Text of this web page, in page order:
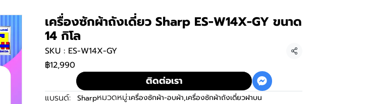
เครื่องซักผ้าถังเดี่ยว Sharp ES-W14X-GY ขนาด
14 กิโล
SKU : ES-W14X-GY แชร์
฿12,990
ติดต่อเรา
แบรนด์: Sharpหมวดหมู่:เครื่องซักผ้า-อบผ้า,เครื่องซักผ้าถังเดี่ยวฝาบน